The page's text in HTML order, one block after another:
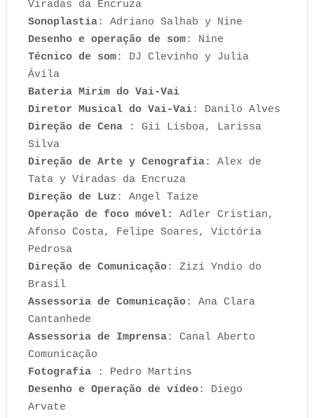
Viradas da Encruza
Sonoplastia: Adriano Salhab y Nine
Desenho e operação de som: Nine
Técnico de som: DJ Clevinho y Julia
Ávila
Bateria Mirim do Vai-Vai
Diretor Musical do Vai-Vai: Danilo Alves
Direção de Cena: Gii Lisboa, Larissa
Silva
Direção de Arte y Cenografia: Alex de
Tata y Viradas da Encruza
Direção de Luz : Angel Taize
Operação de foco móvel:
Adler Cristian,
Afonso Costa, Felipe Soares, Victória
Pedrosa
Direção de Comunicação: Zizi Yndio do
Brasil
Assessoria de Comunicação: Ana Clara
Cantanhede
Assessoria de Imprensa: Canal Aberto
Comunicação
Fotografia: Pedro Martins
Desenho e Operação de vídeo: Diego
Arvate